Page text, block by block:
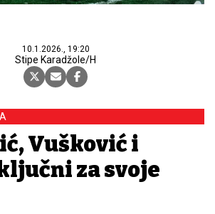
10.1.2026., 19:20
Stipe Karadžole/H
Vušković i
za svoje